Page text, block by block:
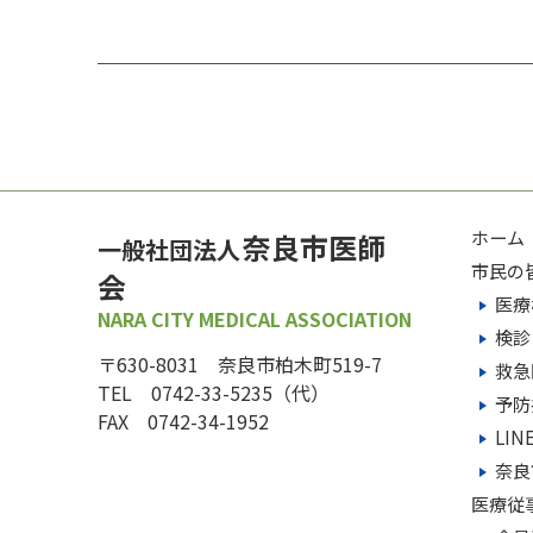
一般社団法人奈良市医師
会
NARA CITY MEDICAL ASSOCIATION
〒630-8031 奈良市柏木町519-7
TEL 0742-33-5235（代）
FAX 0742-34-1952
ホーム
市民の
医
検
救
予
奈
医療従